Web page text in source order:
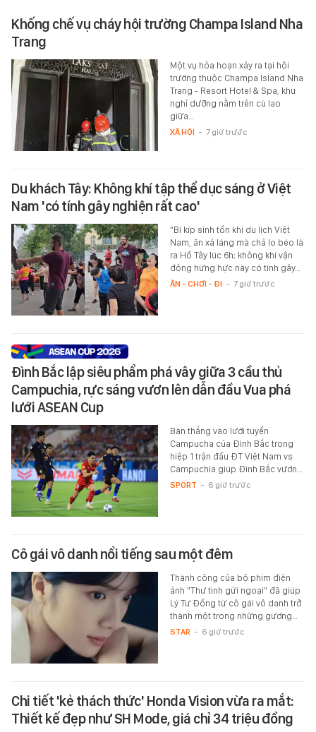
Khống chế vụ cháy hội trường Champa Island Nha
Trang
Một vụ hỏa hoạn xảy ra tại hội
trường thuộc Champa Island Nha
Trang - Resort Hotel & Spa, khu
nghỉ dưỡng nằm trên cù lao
giữa…
XÃ HỘI - 7 giờ trước
Du khách Tây: Không khí tập thể dục sáng ở Việt
Nam 'có tính gây nghiện rất cao'
“Bí kíp sinh tồn khi du lịch Việt
Nam, ăn xả láng mà chả lo béo là
ra Hồ Tây lúc 6h; không khí vận
động hừng hực này có tính gây…
ĂN - CHƠI - ĐI - 7 giờ trước
Đình Bắc lập siêu phẩm phá vây giữa 3 cầu thủ
Campuchia, rực sáng vươn lên dẫn đầu Vua phá
lưới ASEAN Cup
Bàn thắng vào lưới tuyển
Campucha của Đình Bắc trong
hiệp 1 trận đấu ĐT Việt Nam vs
Campuchia giúp Đình Bắc vươn…
SPORT - 6 giờ trước
Cô gái vô danh nổi tiếng sau một đêm
Thành công của bộ phim điện
ảnh "Thư tình gửi ngoại" đã giúp
Lý Tư Đồng từ cô gái vô danh trở
thành một trong những gương…
STAR - 6 giờ trước
Chi tiết 'kẻ thách thức' Honda Vision vừa ra mắt:
Thiết kế đẹp như SH Mode, giá chỉ 34 triệu đồng